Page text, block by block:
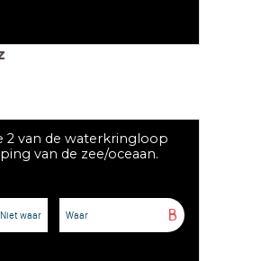
2 van de waterkringloop
van de zee/oceaan.
Niet waar B
Waar